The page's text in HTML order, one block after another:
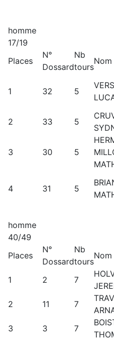
homme
17/19
Places
N°
Dossard
Nb
tours
1 32 5
2
33 5
3 30 5
4 31 5
homme
40/49
Places
N°
Dossard
Nb
tours
1 2 7
2
11 7
3 3 7